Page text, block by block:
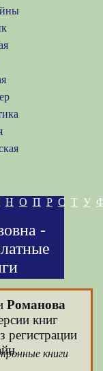
Н О П Р С Т У
-
Романова
книг
регистрации
книги